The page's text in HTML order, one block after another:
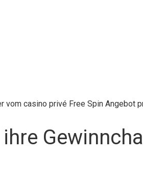
vom casino privé Free Spin Angebot